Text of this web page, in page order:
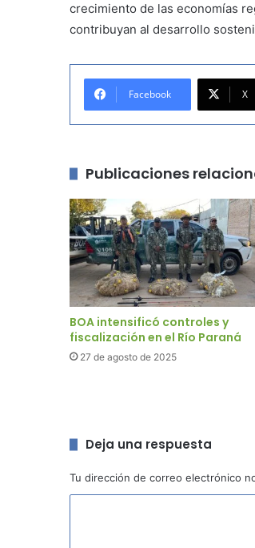
crecimiento de las economías
contribuyan al desarrollo
Facebook X
Publicaciones
BOA intensificó controles y
fiscalización en el Río Paraná
27 de agosto de 2025
Deja una respuesta
Tu dirección de correo electrónico